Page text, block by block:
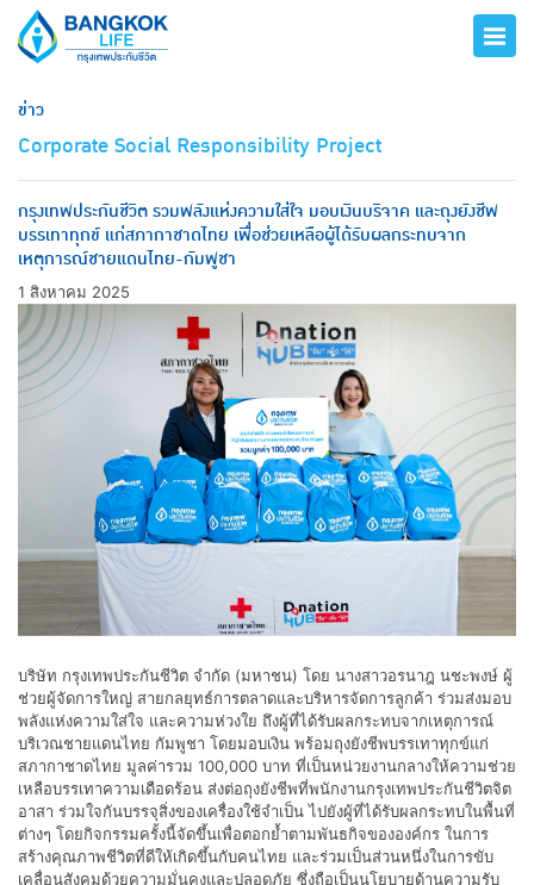
ข่าว
Corporate Social Responsibility Project
กรุงเทพประกันชีวิต รวมพลังแห่งความใส่ใจ มอบเงินบริจาค และถุงยังชีพ
บรรเทาทุกข์ แก่สภากาชาดไทย เพื่อช่วยเหลือผู้ได้รับผลกระทบจาก
เหตุการณ์ชายแดนไทย-กัมพูชา
1 สิงหาคม 2025
บริษัท กรุงเทพประกันชีวิต จำกัด (มหาชน) โดย นางสาวอรนาฎ นชะพงษ์ ผู้
ช่วยผู้จัดการใหญ่ สายกลยุทธ์การตลาดและบริหารจัดการลูกค้า ร่วมส่งมอบ
พลังแห่งความใส่ใจ และความห่วงใย ถึงผู้ที่ได้รับผลกระทบจากเหตุการณ์
บริเวณชายแดนไทย กัมพูชา โดยมอบเงิน พร้อมถุงยังชีพบรรเทาทุกข์แก่
สภากาชาดไทย มูลค่ารวม 100,000 บาท ที่เป็นหน่วยงานกลางให้ความช่วย
เหลือบรรเทาความเดือดร้อน ส่งต่อถุงยังชีพที่พนักงานกรุงเทพประกันชีวิตจิต
อาสา ร่วมใจกันบรรจุสิ่งของเครื่องใช้จำเป็น ไปยังผู้ที่ได้รับผลกระทบในพื้นที่
ต่างๆ โดยกิจกรรมครั้งนี้จัดขึ้นเพื่อตอกย้ำตามพันธกิจขององค์กร ในการ
สร้างคุณภาพชีวิตที่ดีให้เกิดขึ้นกับคนไทย และร่วมเป็นส่วนหนึ่งในการขับ
เคลื่อนสังคมด้วยความมั่นคงและปลอดภัย ซึ่งถือเป็นนโยบายด้านความรับ